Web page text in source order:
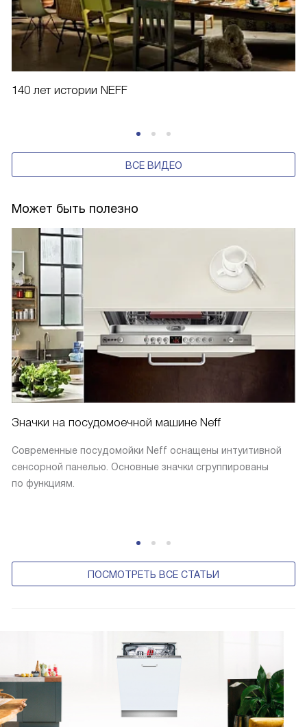
140 лет истории NEFF
ВСЕ ВИДЕО
Может быть полезно
Значки на посудомоечной машине Neff
Современные посудомойки Neff оснащены интуитивной
сенсорной панелью. Основные значки сгруппированы
по функциям.
ПОСМОТРЕТЬ ВСЕ СТАТЬИ